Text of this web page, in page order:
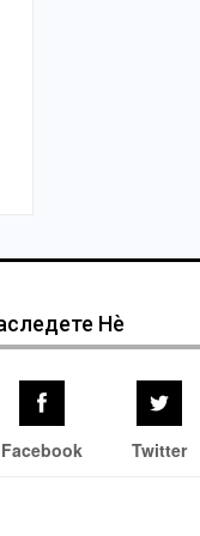
Нѐ
Facebook Twitter